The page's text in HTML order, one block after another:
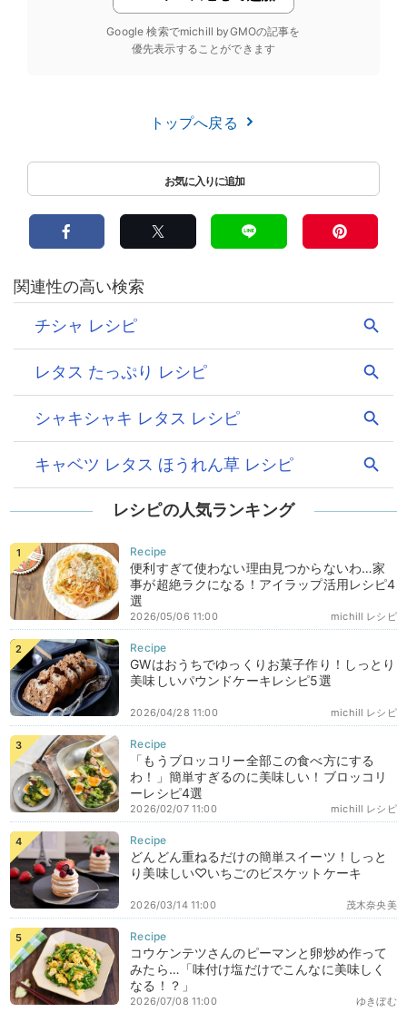
Google 検索でmichill byGMOの記事を
優先表示することができます
トップへ戻る
レシピの人気ランキング
便利すぎて使わない理由見つからないわ…家
事が超絶ラクになる！アイラップ活用レシピ4
選
michill レシピ
2026/05/06 11:00
GWはおうちでゆっくりお菓子作り！しっとり
美味しいパウンドケーキレシピ5選
michill レシピ
2026/04/28 11:00
「もうブロッコリー全部この食べ方にする
わ！」簡単すぎるのに美味しい！ブロッコリ
ーレシピ4選
michill レシピ
2026/02/07 11:00
どんどん重ねるだけの簡単スイーツ！しっと
り美味しい♡いちごのビスケットケーキ
茂木奈央美
2026/03/14 11:00
コウケンテツさんのピーマンと卵炒め作って
みたら…「味付け塩だけでこんなに美味しく
なる！？」
ゆきぼむ
2026/07/08 11:00